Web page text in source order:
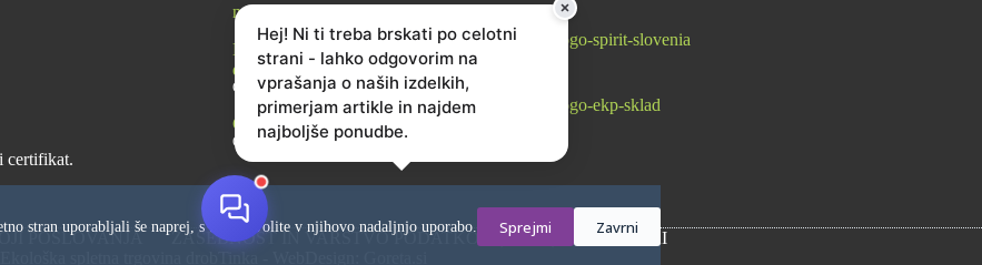
stran uporabljali še naprej, s tem privolite v njihovo nadaljnjo uporabo. Sprejmi Zavrni
certifikat.
Brusnice – 6 razlogov, zakaj jih je
dobro imeti vedno pri roki
Objavljeno: 28. 02. 2021
Cikorija: zdrav kavni nadomestek
Objavljeno: 22. 02. 2022
POSLOVANJA ZASEBNOST IN VARSTVO PODATKOV (GDPR)
PIŠKOTKI
Hej! Ni ti treba brskati po celotni
strani - lahko odgovorim na
vprašanja o naših izdelkih,
primerjam artikle in najdem
najboljše ponudbe.